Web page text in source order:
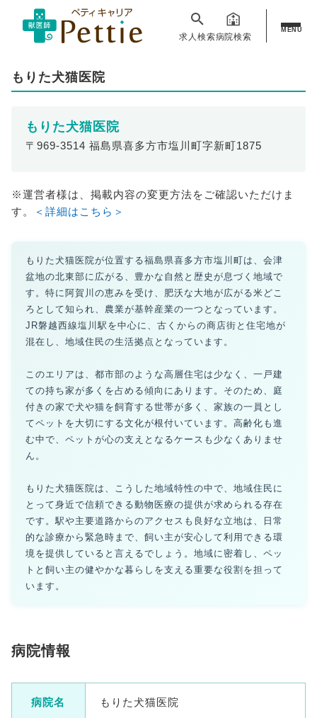
求人検索病院検索
MENU
もりた犬猫医院
もりた犬猫医院
〒969-3514 福島県喜多方市塩川町字新町1875
※運営者様は、掲載内容の変更方法をご確認いただけま
す。
＜詳細はこちら＞
もりた犬猫医院が位置する福島県喜多方市塩川町は、会津
盆地の北東部に広がる、豊かな自然と歴史が息づく地域で
す。特に阿賀川の恵みを受け、肥沃な大地が広がる米どこ
ろとして知られ、農業が基幹産業の一つとなっています。
JR磐越西線塩川駅を中心に、古くからの商店街と住宅地が
混在し、地域住民の生活拠点となっています。
このエリアは、都市部のような高層住宅は少なく、一戸建
ての持ち家が多くを占める傾向にあります。そのため、庭
付きの家で犬や猫を飼育する世帯が多く、家族の一員とし
てペットを大切にする文化が根付いています。高齢化も進
む中で、ペットが心の支えとなるケースも少なくありませ
ん。
もりた犬猫医院は、こうした地域特性の中で、地域住民に
とって身近で信頼できる動物医療の提供が求められる存在
です。駅や主要道路からのアクセスも良好な立地は、日常
的な診療から緊急時まで、飼い主が安心して利用できる環
境を提供していると言えるでしょう。地域に密着し、ペッ
トと飼い主の健やかな暮らしを支える重要な役割を担って
います。
病院情報
病院名 もりた犬猫医院